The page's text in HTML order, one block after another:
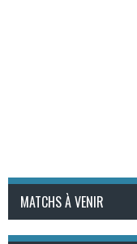
MATCHS À VENIR